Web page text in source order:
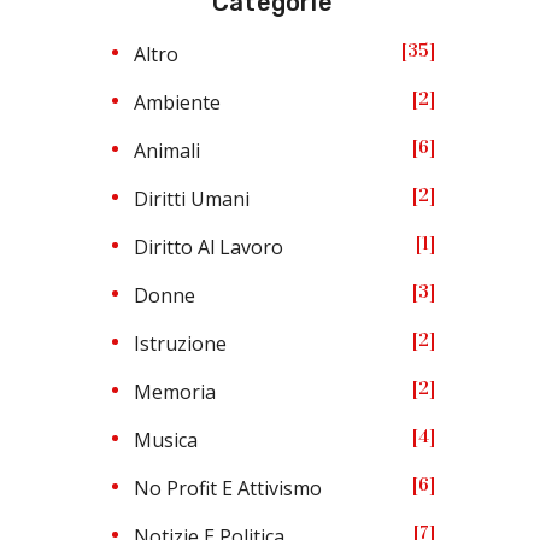
Altro 35
Ambiente 2
Animali 6
Diritti Umani 2
Diritto Al Lavoro 1
Donne 3
Istruzione 2
Memoria 2
Musica 4
No Profit E Attivismo 6
7